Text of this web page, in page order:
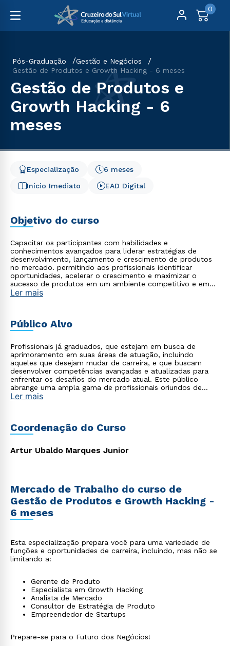
0
Pós-Graduação
Gestão e Negócios
Gestão de Produtos e Growth Hacking - 6 meses
Gestão de Produtos e
Growth Hacking - 6
meses
Início Imediato
6 meses
Especialização
EAD Digital
Objetivo do curso
Capacitar os participantes com habilidades e
conhecimentos avançados para liderar estratégias de
desenvolvimento, lançamento e crescimento de produtos
no mercado. permitindo aos profissionais identificar
oportunidades, acelerar o crescimento e maximizar o
sucesso de produtos em um ambiente competitivo e em
constante evolução.
Ler mais
Público Alvo
Profissionais já graduados, que estejam em busca de
aprimoramento em suas áreas de atuação, incluindo
aqueles que desejam mudar de carreira, e que buscam
desenvolver competências avançadas e atualizadas para
enfrentar os desafios do mercado atual. Este público
abrange uma ampla gama de profissionais oriundos de
diversas áreas, como tecnologia, saúde, empresarial,
carreiras e alcançar o sucesso profissional.
Ler mais
Coordenação do Curso
Artur Ubaldo Marques Junior
Mercado de Trabalho do curso de
Gestão de Produtos e Growth Hacking -
6 meses
Esta especialização prepara você para uma variedade de
funções e oportunidades de carreira, incluindo, mas não se
limitando a:
Gerente de Produto
Especialista em Growth Hacking
Analista de Mercado
Consultor de Estratégia de Produto
Empreendedor de Startups
Prepare-se para o Futuro dos Negócios!